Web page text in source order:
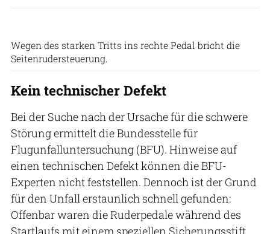
Wegen des starken Tritts ins rechte Pedal bricht die
Seitenrudersteuerung.
Kein technischer Defekt
Bei der Suche nach der Ursache für die schwere
Störung ermittelt die Bundesstelle für
Flugunfalluntersuchung (BFU). Hinweise auf
einen technischen Defekt können die BFU-
Experten nicht feststellen. Dennoch ist der Grund
für den Unfall erstaunlich schnell gefunden:
Offenbar waren die Ruderpedale während des
Startlaufs mit einem speziellen Sicherungsstift